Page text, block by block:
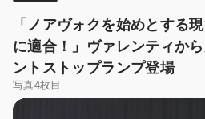
「ノアヴォクを始めとする
に適合！」ヴァレンティか
ントストップランプ登場
写真4枚目